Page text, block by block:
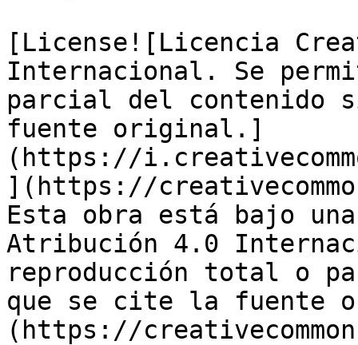
[License![Licencia
Internacional. Se
parcial del contenido
fuente original.]
(https://
](https://
Esta obra está bajo
Atribución 4.0
reproducción total o
que se cite la fuente
(https://